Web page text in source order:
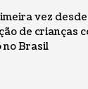
vez desde
de crianças
no Brasil